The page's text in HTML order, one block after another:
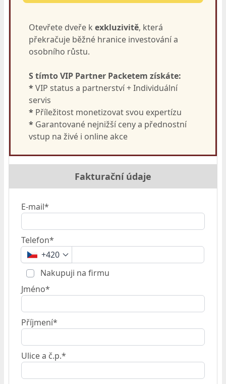
Otevřete dveře k exkluzivitě, která
překračuje běžné hranice investování a
osobního růstu.
S tímto VIP Partner Packetem získáte:
*VIP status a partnerství + Individuální
servis
* Příležitost monetizovat svou expertízu
* Garantované nejnižší ceny a přednostní
vstup na živé i online akce
Fakturační údaje
E-mail*
Telefon*
+420
Nakupuji na firmu
Jméno*
Příjmení*
Ulice a č.p.*